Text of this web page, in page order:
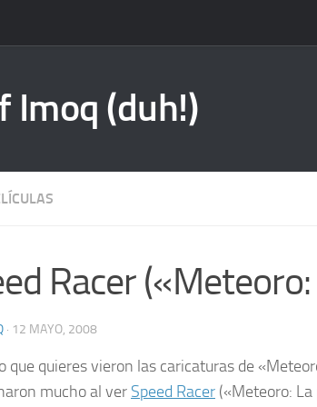
Imoq (duh!)
Racer
· 12 MAYO, 2008
que quieres vieron las caricaturas de
mucho al ver Speed Racer («Meteoro: